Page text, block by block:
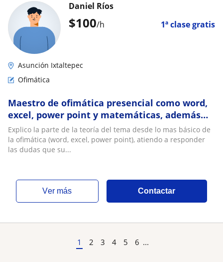
$100/h 1ª clase gratis
Daniel Ríos
Asunción Ixtaltepec
Ofimática
Maestro de ofimática presencial como word,
excel, power point y matemáticas, además
puedo dar calses online
Explico la parte de la teoría del tema desde lo mas básico de
la ofimática (word, excel, power point), atiendo a responder
las dudas que su...
ver más Contactar
1 2 3 4 5 6 ...